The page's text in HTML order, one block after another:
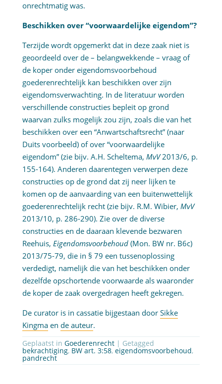
onrechtmatig was.
Beschikken over “voorwaardelijke eigendom”?
Terzijde wordt opgemerkt dat in deze zaak niet is
geoordeeld over de – belangwekkende – vraag of
de koper onder eigendomsvoorbehoud
goederenrechtelijk kan beschikken over zijn
eigendomsverwachting. In de literatuur worden
verschillende constructies bepleit op grond
waarvan zulks mogelijk zou zijn, zoals die van het
beschikken over een “Anwartschaftsrecht” (naar
Duits voorbeeld) of over “voorwaardelijke
eigendom” (zie bijv. A.H. Scheltema, MvV2013/6, p.
155-164). Anderen daarentegen verwerpen deze
constructies op de grond dat zij neer lijken te
komen op de aanvaarding van een buitenwettelijk
goederenrechtelijk recht (zie bijv. R.M. Wibier, MvV
2013/10, p. 286-290). Zie over de diverse
constructies en de daaraan klevende bezwaren
Reehuis, Eigendomsvoorbehoud (Mon. BW nr. B6c)
2013/75-79, die in § 79 een tussenoplossing
verdedigt, namelijk die van het beschikken onder
dezelfde opschortende voorwaarde als waaronder
de koper de zaak overgedragen heeft gekregen.
De curator is in cassatie bijgestaan door Sikke
Kingmaen de auteur.
Geplaatst in Goederenrecht| Getagged
bekrachtiging, BW art. 3:58, eigendomsvoorbehoud,
pandrecht